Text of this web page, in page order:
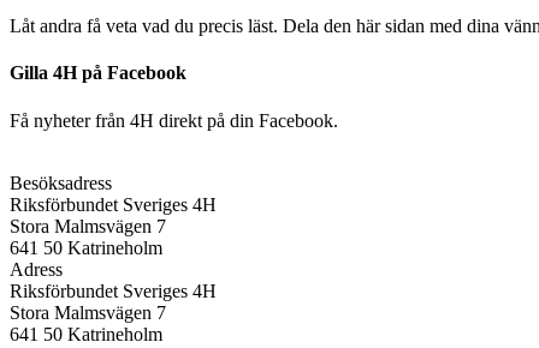
Låt andra få veta vad du precis läst. Dela den här sidan med dina
Gilla 4H på Facebook
Få nyheter från 4H direkt på din Facebook.
Besöksadress
Riksförbundet Sveriges 4H
Stora Malmsvägen 7
641 50 Katrineholm
Adress
Riksförbundet Sveriges 4H
Stora Malmsvägen 7
641 50 Katrineholm